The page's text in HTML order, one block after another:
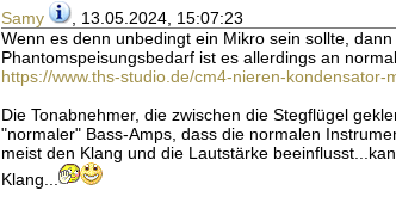
Samy
, 13.05.2024, 15:07:23
Wenn es denn unbedingt ein Mikro sein sollte,
Phantomspeisungsbedarf ist es allerdings an
https://www.ths-studio.de/cm4-nieren-kondensator-
Die Tonabnehmer, die zwischen die Stegflügel
"normaler" Bass-Amps, dass die normalen
meist den Klang und die Lautstärke
Klang...